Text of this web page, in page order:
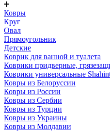
Ковры
Круг
Овал
Прямоугольник
Детские
Коврик для ванной и туалета
Коврики придверные,
Коврики универсальные
Ковры из Белоруссии
Ковры из России
Ковры из Сербии
Ковры из Турции
Ковры из Украины
Ковры из Молдавии